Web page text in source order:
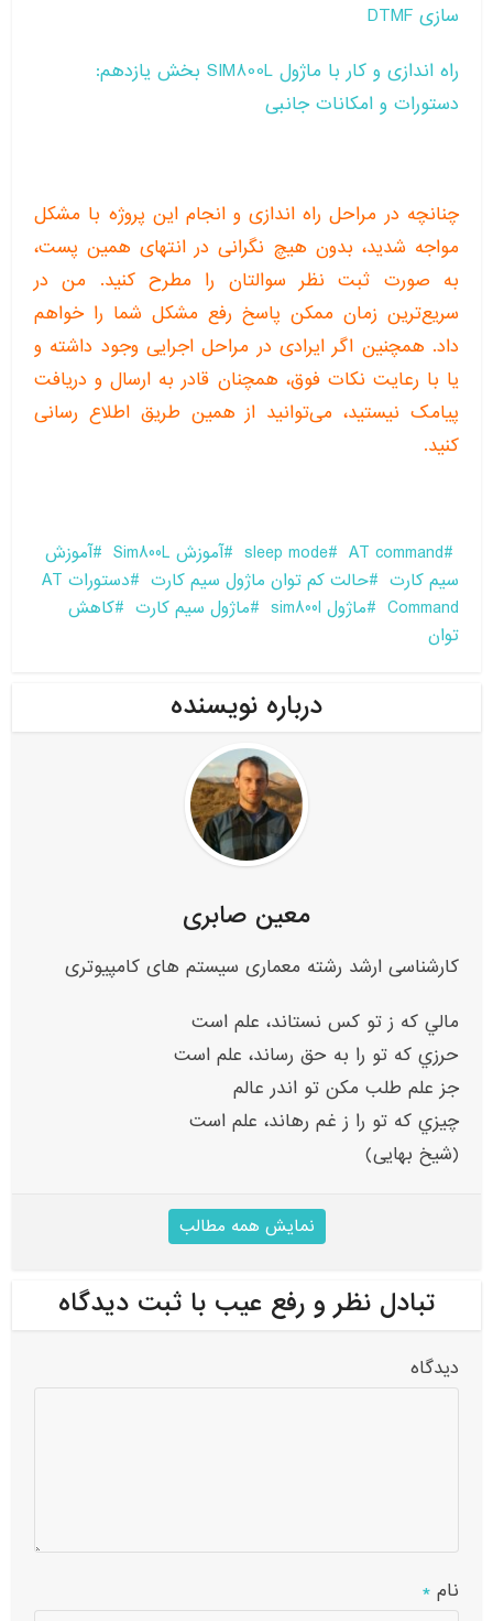
سازی DTMF
راه اندازی و کار با ماژول SIM800L بخش یازدهم:
دستورات و امکانات جانبی
چنانچه در مراحل راه اندازی و انجام این پروژه با مشکل
مواجه شدید، بدون هیچ نگرانی در انتهای همین پست،
به صورت ثبت نظر سوالتان را مطرح کنید. من در
سریع‌ترین زمان ممکن پاسخ رفع مشکل شما را خواهم
داد. همچنین اگر ایرادی در مراحل اجرایی وجود داشته و
یا با رعایت نکات فوق، همچنان قادر به ارسال و دریافت
پیامک نیستید، می‌توانید از همین طریق اطلاع رسانی
کنید.
AT command
sleep mode آموزش Sim800L
آموزش
سیم کارت
حالت کم توان ماژول سیم کارت
دستورات AT
Command
ماژول sim800l ماژول سیم کارت
کاهش
توان
درباره نویسنده
معین صابری
کارشناسی ارشد رشته معماری سیستم های کامپیوتری
مالي که ز تو کس نستاند، علم است
حرزي که تو را به حق رساند، علم است
جز علم طلب مکن تو اندر عالم
چيزي که تو را ز غم رهاند، علم است
(شیخ بهایی)
نمایش همه مطالب
تبادل نظر و رفع عیب با ثبت دیدگاه
دیدگاه
نام*